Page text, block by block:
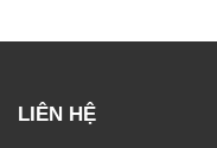
LIÊN HỆ